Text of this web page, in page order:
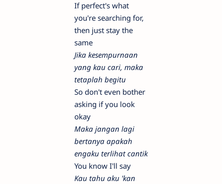
If perfect's what
you're searching for,
then just stay the
same
Jika kesempurnaan
yang kau cari, maka
tetaplah begitu
So don't even bother
asking if you look
okay
Maka jangan lagi
bertanya apakah
engaku terlihat cantik
You know I'll say
Kau tahu aku 'kan